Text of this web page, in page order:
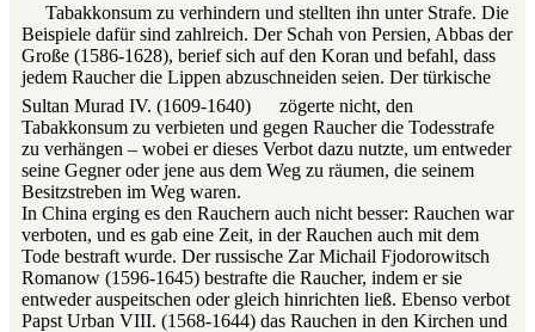
Tabakkonsum zu verhindern und stellten ihn unter Strafe. Die
Beispiele dafür sind zahlreich. Der Schah von Persien, Abbas der
Große (1586-1628), berief sich auf den Koran und befahl, dass
jedem Raucher die Lippen abzuschneiden seien. Der türkische
Sultan Murad IV. (1609-1640)
zögerte nicht, den
Tabakkonsum zu verbieten und gegen Raucher die Todesstrafe
zu verhängen – wobei er dieses Verbot dazu nutzte, um entweder
seine Gegner oder jene aus dem Weg zu räumen, die seinem
Besitzstreben im Weg waren.
In China erging es den Rauchern auch nicht besser: Rauchen war
verboten, und es gab eine Zeit, in der Rauchen auch mit dem
Tode bestraft wurde. Der russische Zar Michail Fjodorowitsch
Romanow (1596-1645) bestrafte die Raucher, indem er sie
entweder auspeitschen oder gleich hinrichten ließ. Ebenso verbot
Papst Urban VIII. (1568-1644) das Rauchen in den Kirchen und